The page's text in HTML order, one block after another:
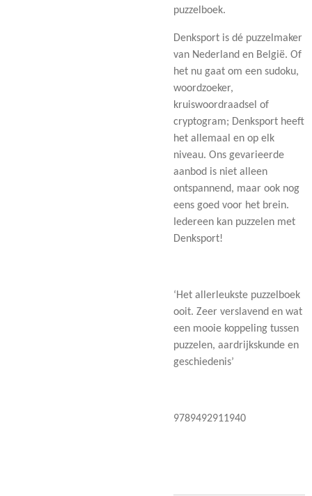
puzzelboek.
Denksport is dé puzzelmaker
van Nederland en België. Of
het nu gaat om een sudoku,
woordzoeker,
kruiswoordraadsel of
cryptogram; Denksport heeft
het allemaal en op elk
niveau. Ons gevarieerde
aanbod is niet alleen
ontspannend, maar ook nog
eens goed voor het brein.
Iedereen kan puzzelen met
Denksport!
‘Het allerleukste puzzelboek
ooit. Zeer verslavend en wat
een mooie koppeling tussen
puzzelen, aardrijkskunde en
geschiedenis’
9789492911940